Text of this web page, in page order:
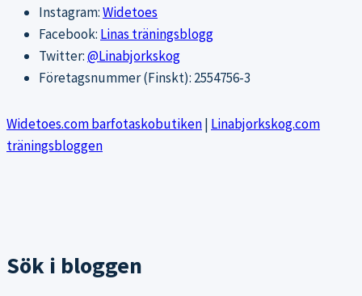
Instagram:Widetoes
Facebook: Linas träningsblogg
Twitter:@Linabjorkskog
Företagsnummer (Finskt): 2554756-3
Widetoes.com barfotaskobutiken| Linabjorkskog.com
träningsbloggen
Sök i bloggen